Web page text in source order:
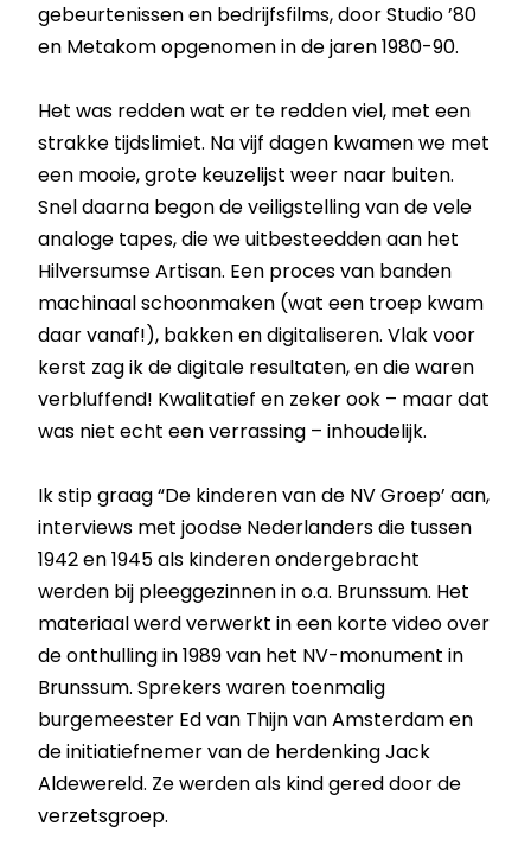
gebeurtenissen en bedrijfsfilms, door Studio ’80
en Metakom opgenomen in de jaren 1980-90.
Het was redden wat er te redden viel, met een
strakke tijdslimiet. Na vijf dagen kwamen we met
een mooie, grote keuzelijst weer naar buiten.
Snel daarna begon de veiligstelling van de vele
analoge tapes, die we uitbesteedden aan het
Hilversumse Artisan. Een proces van banden
machinaal schoonmaken (wat een troep kwam
daar vanaf!), bakken en digitaliseren. Vlak voor
kerst zag ik de digitale resultaten, en die waren
verbluffend! Kwalitatief en zeker ook – maar dat
was niet echt een verrassing – inhoudelijk.
Ik stip graag “De kinderen van de NV Groep’ aan,
interviews met joodse Nederlanders die tussen
1942 en 1945 als kinderen ondergebracht
werden bij pleeggezinnen in o.a. Brunssum. Het
materiaal werd verwerkt in een korte video over
de onthulling in 1989 van het NV-monument in
Brunssum. Sprekers waren toenmalig
burgemeester Ed van Thijn van Amsterdam en
de initiatiefnemer van de herdenking Jack
Aldewereld. Ze werden als kind gered door de
verzetsgroep.